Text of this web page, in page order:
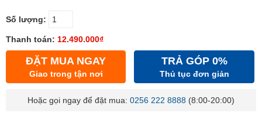
Số lượng:
Thanh toán: 12.490.000₫
ĐẶT MUA NGAY
Giao trong tận nơi
TRẢ GÓP 0%
Thủ tục đơn giản
Hoặc gọi ngay để đặt mua: 0256 222 8888 (8:00-20:00)